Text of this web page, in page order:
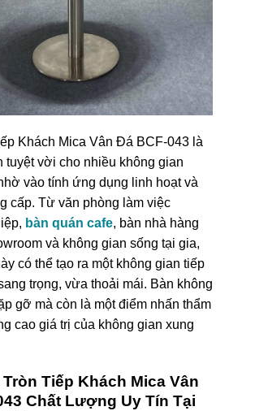
Khách Mica Vân Đá BCF-043 là
tuyệt vời cho nhiều không gian
vào tính ứng dụng linh hoạt và
cấp. Từ văn phòng làm việc
bàn quán cafe, bàn nhà hàng
và không gian sống tại gia,
có thể tạo ra một không gian tiếp
trọng, vừa thoải mái. Bàn không
gỡ mà còn là một điểm nhấn thẩm
cao giá trị của không gian xung
Tiếp Khách Mica Vân
Chất Lượng Uy Tín Tại